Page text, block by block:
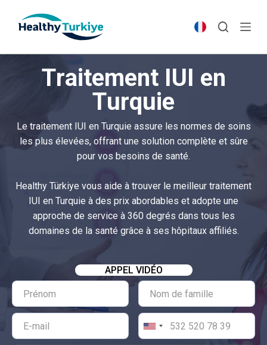
p
t
Traitement IUI en
Turquie
Le traitement IUI en Turquie assure les normes de soins
les plus élevées, offrant une solution complète et sûre
pour vos besoins de santé.
Healthy Türkiye vous aide à trouver le meilleur traitement
IUI en Turquie à des prix abordables et adopte une
approche de service à 360 degrés dans tous les
domaines de la santé grâce à ses hôpitaux affiliés.
APPEL VIDÉO